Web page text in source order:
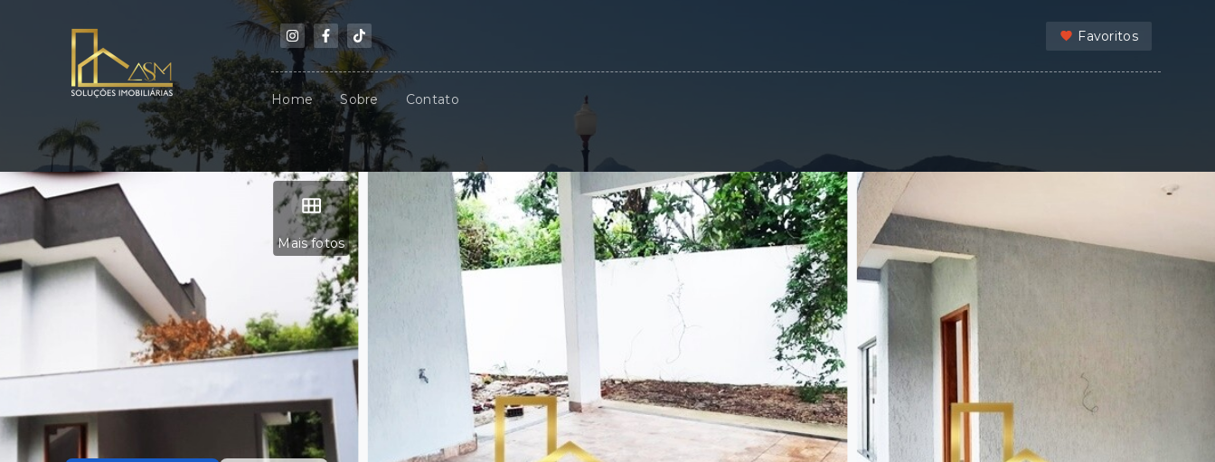
Favoritos
Home Sobre Contato
Mais fotos